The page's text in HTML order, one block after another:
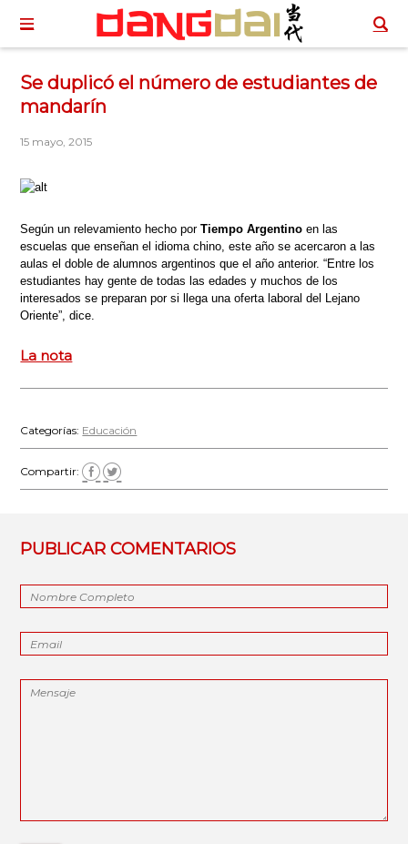
Se duplicó el número de estudiantes de
mandarín
15 mayo, 2015
Según un relevamiento hecho porTiempo Argentino en las
escuelas que enseñan el idioma chino, este año se acercaron a las
aulas el doble de alumnos argentinos que el año anterior. “Entre los
estudiantes hay gente de todas las edades y muchos de los
interesados se preparan por si llega una oferta laboral del Lejano
Oriente”, dice.
La nota
Categorías: Educación
Compartir:
PUBLICAR COMENTARIOS